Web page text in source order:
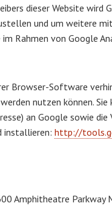
dieser Website
und um weitere
Rahmen von Google
Browser-Software
nutzen können. Sie
an Google sowie
installieren: http://
Amphitheatre Parkway